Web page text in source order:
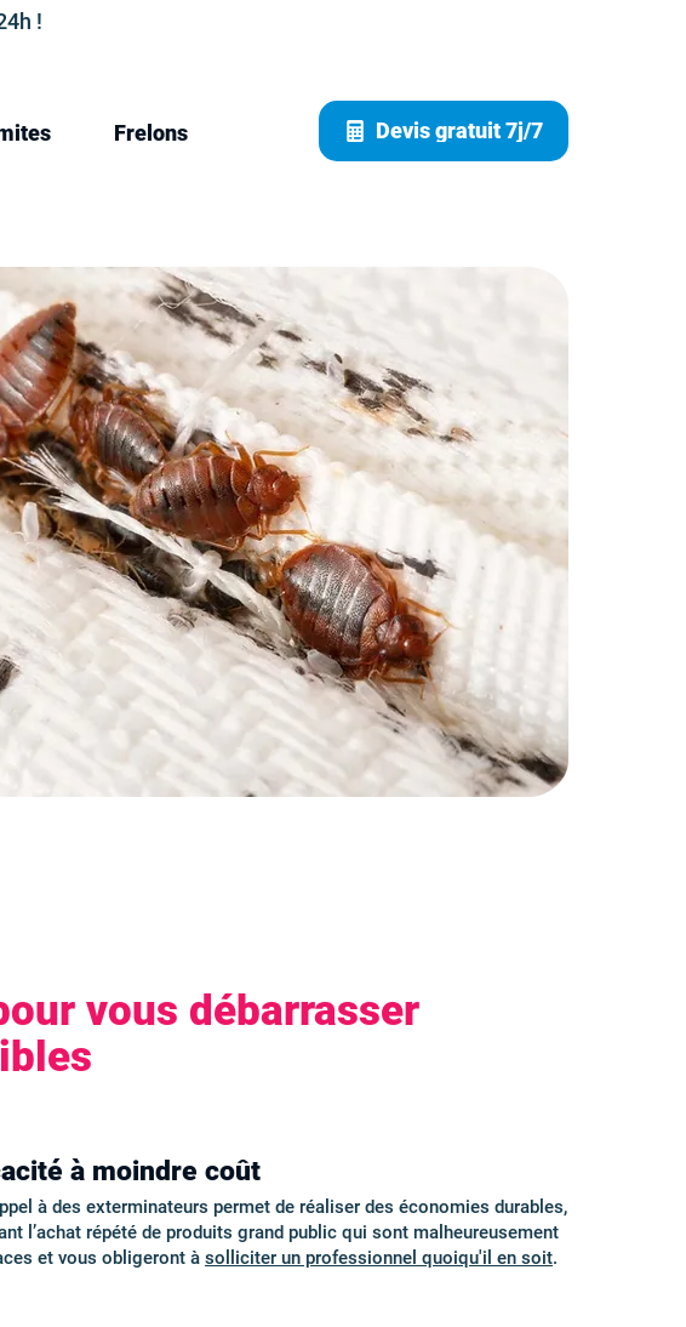
!
Frelons Devis gratuit 7j/7
vous débarrasser
à moindre coût
à des exterminateurs permet de réaliser des économies durables,
l’achat répété de produits grand public qui sont malheureusement
et vous obligeront à solliciter un professionnel quoiqu'il en soit.